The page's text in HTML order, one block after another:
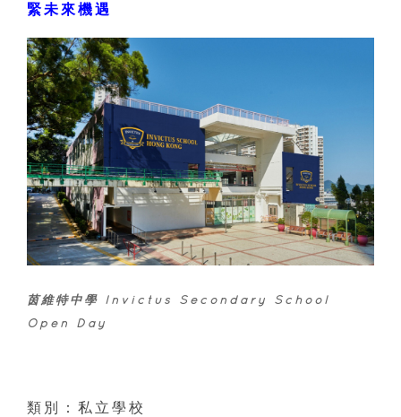
緊未來機遇
茵維特中學 Invictus Secondary School
Open Day
類別：私立學校